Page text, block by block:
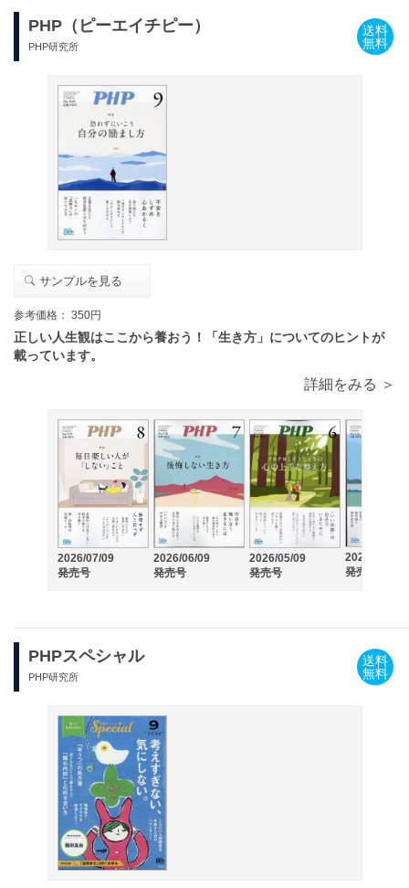
PHP（ピーエイチピー）
PHP研究所
送料
無料
サンプルを見る
参考価格： 350円
正しい人生観はここから養おう！「生き方」についてのヒントが
載っています。
詳細をみる ＞
2026/07/09
発売号
2026/06/09
発売号
2026/05/09
発売号
2026/04/09
発売号
PHPスペシャル
PHP研究所
送料
無料